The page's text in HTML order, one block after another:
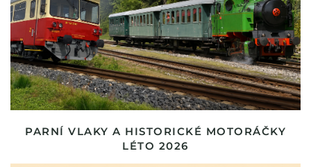
PARNÍ VLAKY A HISTORICKÉ MOTORÁČKY
LÉTO 2026